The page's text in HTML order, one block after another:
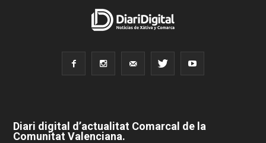
Diari digital d’actualitat Comarcal de la
Comunitat Valenciana.